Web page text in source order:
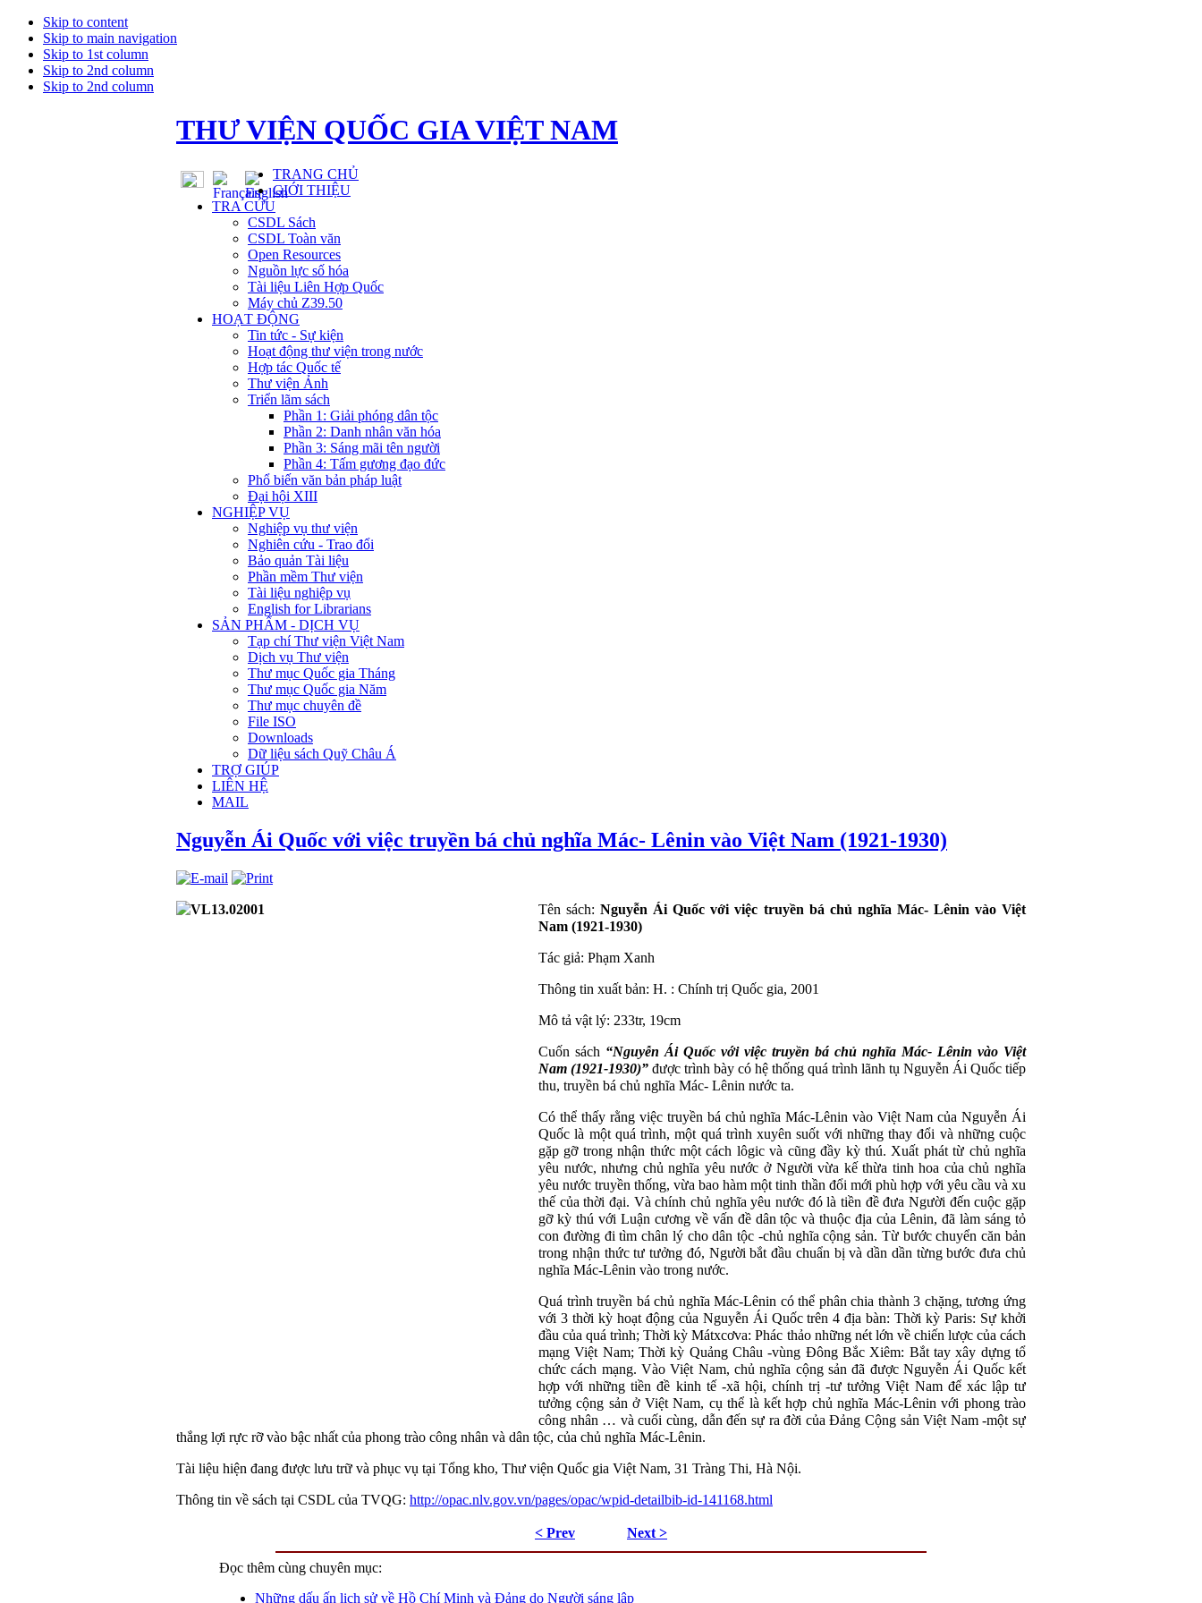
Skip to content
Skip to main navigation
Skip to 1st column
Skip to 2nd column
Skip to 2nd column
THƯ VIỆN QUỐC GIA VIỆT NAM
TRANG CHỦ
GIỚI THIỆU
TRA CỨU
CSDL Sách
CSDL Toàn văn
Open Resources
Nguồn lực số hóa
Tài liệu Liên Hợp Quốc
Máy chủ Z39.50
HOẠT ĐỘNG
Tin tức - Sự kiện
Hoạt động thư viện trong nước
Hợp tác Quốc tế
Thư viện Ảnh
Triển lãm sách
Phần 1: Giải phóng dân tộc
Phần 2: Danh nhân văn hóa
Phần 3: Sáng mãi tên người
Phần 4: Tấm gương đạo đức
Phổ biến văn bản pháp luật
Đại hội XIII
NGHIỆP VỤ
Nghiệp vụ thư viện
Nghiên cứu - Trao đổi
Bảo quản Tài liệu
Phần mềm Thư viện
Tài liệu nghiệp vụ
English for Librarians
SẢN PHẨM - DỊCH VỤ
Tạp chí Thư viện Việt Nam
Dịch vụ Thư viện
Thư mục Quốc gia Tháng
Thư mục Quốc gia Năm
Thư mục chuyên đề
File ISO
Downloads
Dữ liệu sách Quỹ Châu Á
TRỢ GIÚP
LIÊN HỆ
MAIL
Nguyễn Ái Quốc với việc truyền bá chủ nghĩa Mác- Lênin vào Việt Nam (1921-1930)
Tên sách: Nguyễn Ái Quốc với việc truyền bá chủ nghĩa Mác- Lênin vào Việt
Nam (1921-1930)
Tác giả: Phạm Xanh
Thông tin xuất bản: H. : Chính trị Quốc gia, 2001
Mô tả vật lý: 233tr, 19cm
Cuốn sách “Nguyễn Ái Quốc với việc truyền bá chủ nghĩa Mác- Lênin vào Việt
Nam (1921-1930)” được trình bày có hệ thống quá trình lãnh tụ Nguyễn Ái Quốc tiếp
thu, truyền bá chủ nghĩa Mác- Lênin nước ta.
Có thể thấy rằng việc truyền bá chủ nghĩa Mác-Lêninvào Việt Nam của Nguyễn Ái
Quốc là một quá trình, một quá trình xuyên suốt với những thay đổi và những cuộc
gặp gỡ trong nhận thức một cách lôgicvà cũng đầy kỳ thú. Xuất phát từ chủ nghĩa
yêu nước, nhưng chủ nghĩa yêu nước ở Người vừa kế thừa tinh hoa của chủ nghĩa
yêu nước truyền thống, vừa bao hàm một tinh thần đổi mới phù hợp với yêu cầu và xu
thế của thời đại. Và chính chủ nghĩa yêu nước đó là tiền đề đưa Người đến cuộc gặp
gỡ kỳ thú với Luận cương về vấn đề dân tộc và thuộc địa củaLênin, đã làm sáng tỏ
con đường đi tìm chân lý cho dân tộc -chủ nghĩa cộng sản. Từ bước chuyển căn bản
trong nhận thức tư tưởng đó, Người bắt đầu chuẩn bị và dần dần từng bước đưa chủ
nghĩa Mác-Lênin vào trong nước.
Quá trình truyền bá chủ nghĩa Mác-Lênin có thể phân chia thành 3 chặng, tương ứng
với 3 thời kỳ hoạt động của Nguyễn Ái Quốc trên 4 địa bàn: Thời kỳ Paris: Sự khởi
đầu của quá trình; Thời kỳMátxcơva:Phác thảo những nét lớn về chiến lược của cách
mạng Việt Nam; Thời kỳ Quảng Châu-vùng Đông Bắc Xiêm: Bắt tay xây dựng tổ
chức cách mạng. Vào Việt Nam, chủ nghĩa cộng sản đã được Nguyễn Ái Quốc kết
hợp với những tiền đề kinh tế -xã hội, chính trị-tư tưởng Việt Nam để xác lập tư
tưởng cộng sản ở Việt Nam, cụ thể là kết hợp chủ nghĩa Mác-Lêninvới phong trào
công nhân … và cuối cùng, dẫn đến sự ra đời của Đảng Cộng sản Việt Nam-một sự
thắng lợi rực rỡ vào bậc nhất của phong trào công nhân và dân tộc, của chủ nghĩa Mác-Lênin.
Tài liệu hiện đang được lưu trữ và phục vụ tại Tổng kho, Thư viện Quốc gia Việt Nam, 31 Tràng Thi, Hà Nội.
Thông tin về sách tại CSDL của TVQG: http://opac.nlv.gov.vn/pages/opac/wpid-detailbib-id-141168.html
< Prev Next >
Đọc thêm cùng chuyên mục:
Những dấu ấn lịch sử về Hồ Chí Minh và Đảng do Người sáng lập